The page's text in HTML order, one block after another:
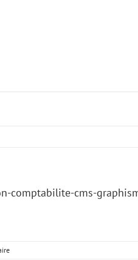
comptabilite-cms-